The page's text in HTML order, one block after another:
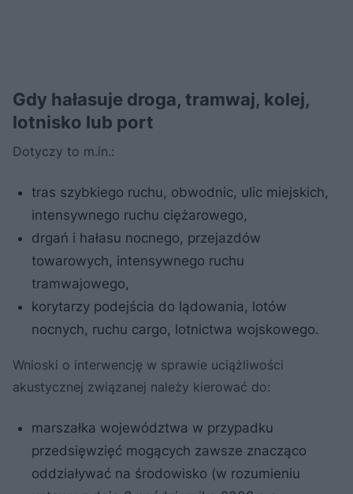
Gdy hałasuje droga, tramwaj, kolej,
lotnisko lub port
Dotyczy to m.in.:
tras szybkiego ruchu, obwodnic, ulic miejskich,
intensywnego ruchu ciężarowego,
drgań i hałasu nocnego, przejazdów
towarowych, intensywnego ruchu
tramwajowego,
korytarzy podejścia do lądowania, lotów
nocnych, ruchu cargo, lotnictwa wojskowego.
Wnioski o interwencję w sprawie uciążliwości
akustycznej związanej należy kierować do:
marszałka województwa w przypadku
przedsięwzięć mogących zawsze znacząco
oddziaływać na środowisko (w rozumieniu